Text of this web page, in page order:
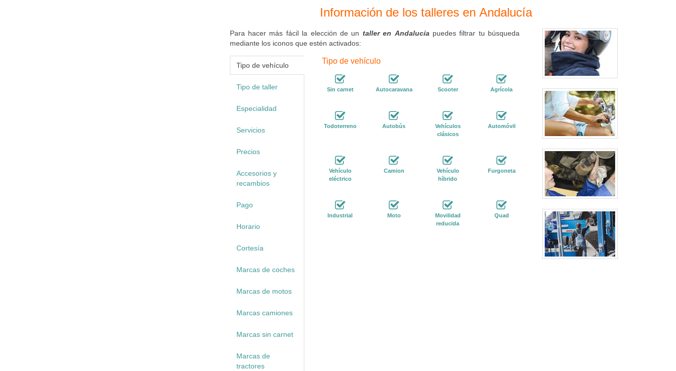
Información de los talleres en Andalucía
Para hacer más fácil la elección de un taller en Andalucía puedes filtrar tu búsqueda
mediante los iconos que estén activados:
Tipo de vehículo
Tipo de taller
Especialidad
Servicios
Precios
Accesorios y
recambios
Pago
Horario
Cortesía
Marcas de coches
Marcas de motos
Marcas camiones
Marcas sin carnet
Marcas de
tractores
Tipo de vehículo
Sin carnet Autocaravana Scooter Agrícola
Todoterreno Autobús
Vehículos
clásicos
Automóvil
Vehículo
eléctrico
Camion
Vehículo
híbrido
Furgoneta
Industrial Moto
Movilidad
reducida
Quad